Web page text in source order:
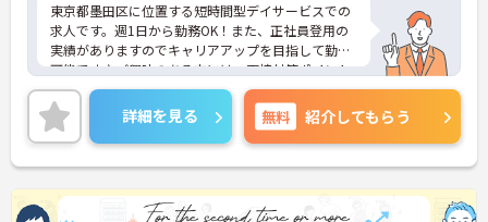
東京都墨田区に位置する短時間型デイサービスでの
求人です。週1日から勤務OK！また、正社員登用の
実績がありますのでキャリアアップを目指して勤務
可能です♪ご興味のある方には、面接対策ポイント
など、さらに詳細をご案内しますのでお気軽にご相
談ください！詳細を見る 無料 紹介してもらう